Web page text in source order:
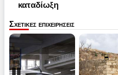
καταδίωξη
Σχετικες επιχειρησεις